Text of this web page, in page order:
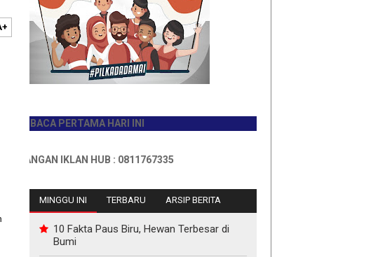
PERTAMA HARI INI
IKLAN HUB : 0811767335
MINGGU INI TERBARU ARSIP BERITA
10 Fakta Paus Biru, Hewan Terbesar di
Bumi